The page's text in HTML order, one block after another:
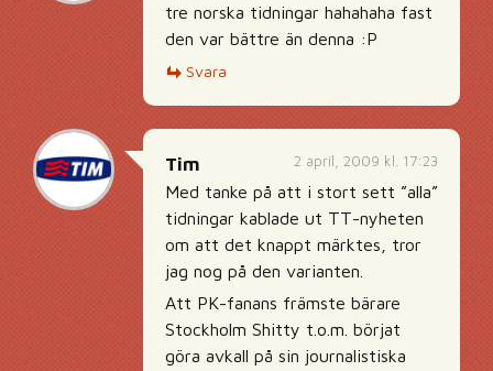
tre norska tidningar hahahaha fast
den var bättre än denna :P
Svara
2 april, 2009 kl. 17:23
Tim
Med tanke på att i stort sett ”alla”
tidningar kablade ut TT-nyheten
om att det knappt märktes, tror
jag nog på den varianten.
Att PK-fanans främste bärare
Stockholm Shitty t.o.m. börjat
göra avkall på sin journalistiska